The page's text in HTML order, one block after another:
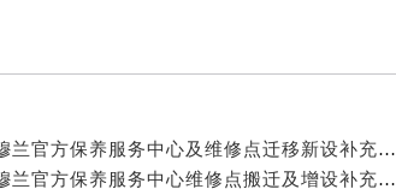
约）
）
约）
2026年6月法穆兰官方保养服务中心及维修点迁移新设补充公告原文内容公示
2026年6月法穆兰官方保养服务中心维修点搬迁及增设补充方案文本